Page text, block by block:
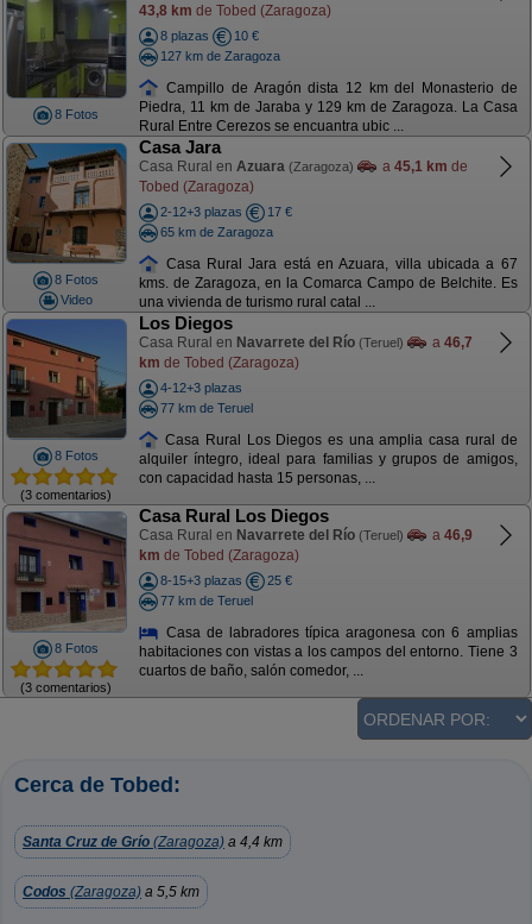
8 Fotos
43,8 km de Tobed (Zaragoza)
8 plazas
10 €
127 km de Zaragoza
Campillo de Aragón dista 12 km del Monasterio de
Piedra, 11 km de Jaraba y 129 km de Zaragoza. La Casa
Rural Entre Cerezos se encuantra ubic ...
8 Fotos
Video
Casa Jara
Casa Rural en Azuara (Zaragoza) a 45,1 km de
Tobed (Zaragoza)
2-12+3 plazas
17 €
65 km de Zaragoza
Casa Rural Jara está en Azuara, villa ubicada a 67
kms. de Zaragoza, en la Comarca Campo de Belchite. Es
una vivienda de turismo rural catal ...
8 Fotos
(3 comentarios)
Los Diegos
Casa Rural en Navarrete del Río (Teruel) a 46,7
km de Tobed (Zaragoza)
4-12+3 plazas
77 km de Teruel
Casa Rural Los Diegos es una amplia casa rural de
alquiler íntegro, ideal para familias y grupos de amigos,
con capacidad hasta 15 personas, ...
8 Fotos
(3 comentarios)
Casa Rural Los Diegos
Casa Rural en Navarrete del Río (Teruel) a 46,9
km de Tobed (Zaragoza)
8-15+3 plazas
25 €
77 km de Teruel
Casa de labradores típica aragonesa con 6 amplias
habitaciones con vistas a los campos del entorno. Tiene 3
cuartos de baño, salón comedor, ...
Cerca de Tobed:
Santa Cruz de Grío (Zaragoza) a 4,4 km
Codos (Zaragoza) a 5,5 km